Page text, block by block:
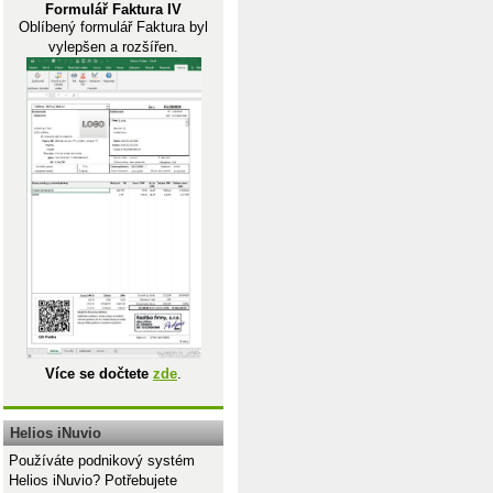
Formulář Faktura IV
Oblíbený formulář Faktura byl
vylepšen a rozšířen.
Více se dočtete zde.
Helios iNuvio
Používáte podnikový systém
Helios iNuvio? Potřebujete